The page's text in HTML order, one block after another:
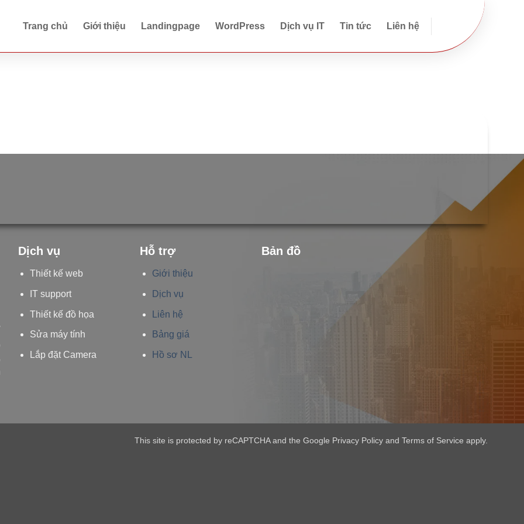
Trang chủ Giới thiệu Landingpage WordPress Dịch vụ IT Tin tức Liên hệ
Dịch vụ
Thiết kế web
IT support
Thiết kế đồ họa
Sửa máy tính
Lắp đặt Camera
Hỗ trợ
Giới thiệu
Dịch vụ
Liên hệ
Bảng giá
Hồ sơ NL
Bản đồ
This site is protected by reCAPTCHA and the Google Privacy Policy and Terms of Service apply.